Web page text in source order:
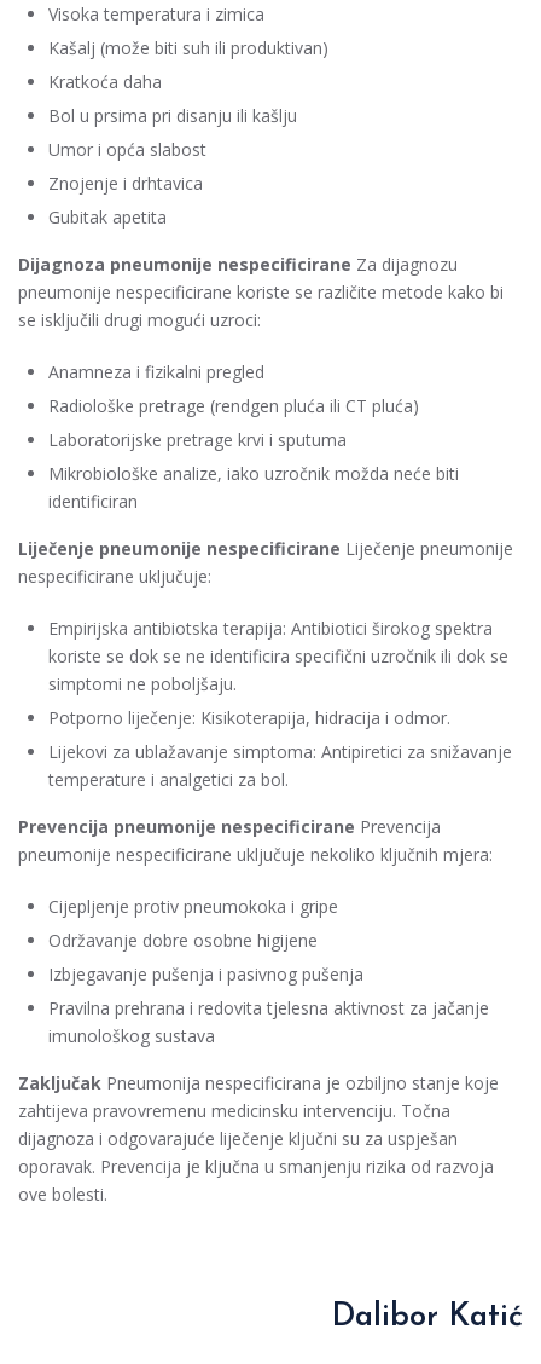
Visoka temperatura i zimica
Kašalj (može biti suh ili produktivan)
Kratkoća daha
Bol u prsima pri disanju ili kašlju
Umor i opća slabost
Znojenje i drhtavica
Gubitak apetita
Dijagnoza pneumonije nespecificirane Za dijagnozu
pneumonije nespecificirane koriste se različite metode kako bi
se isključili drugi mogući uzroci:
Anamneza i fizikalni pregled
Radiološke pretrage (rendgen pluća ili CT pluća)
Laboratorijske pretrage krvi i sputuma
Mikrobiološke analize, iako uzročnik možda neće biti
identificiran
Liječenje pneumonije nespecificirane Liječenje pneumonije
nespecificirane uključuje:
Empirijska antibiotska terapija: Antibiotici širokog spektra
koriste se dok se ne identificira specifični uzročnik ili dok se
simptomi ne poboljšaju.
Potporno liječenje: Kisikoterapija, hidracija i odmor.
Lijekovi za ublažavanje simptoma: Antipiretici za snižavanje
temperature i analgetici za bol.
Prevencija pneumonije nespecificirane Prevencija
pneumonije nespecificirane uključuje nekoliko ključnih mjera:
Cijepljenje protiv pneumokoka i gripe
Održavanje dobre osobne higijene
Izbjegavanje pušenja i pasivnog pušenja
Pravilna prehrana i redovita tjelesna aktivnost za jačanje
imunološkog sustava
Zaključak Pneumonija nespecificirana je ozbiljno stanje koje
zahtijeva pravovremenu medicinsku intervenciju. Točna
dijagnoza i odgovarajuće liječenje ključni su za uspješan
oporavak. Prevencija je ključna u smanjenju rizika od razvoja
ove bolesti.
Dalibor Katić